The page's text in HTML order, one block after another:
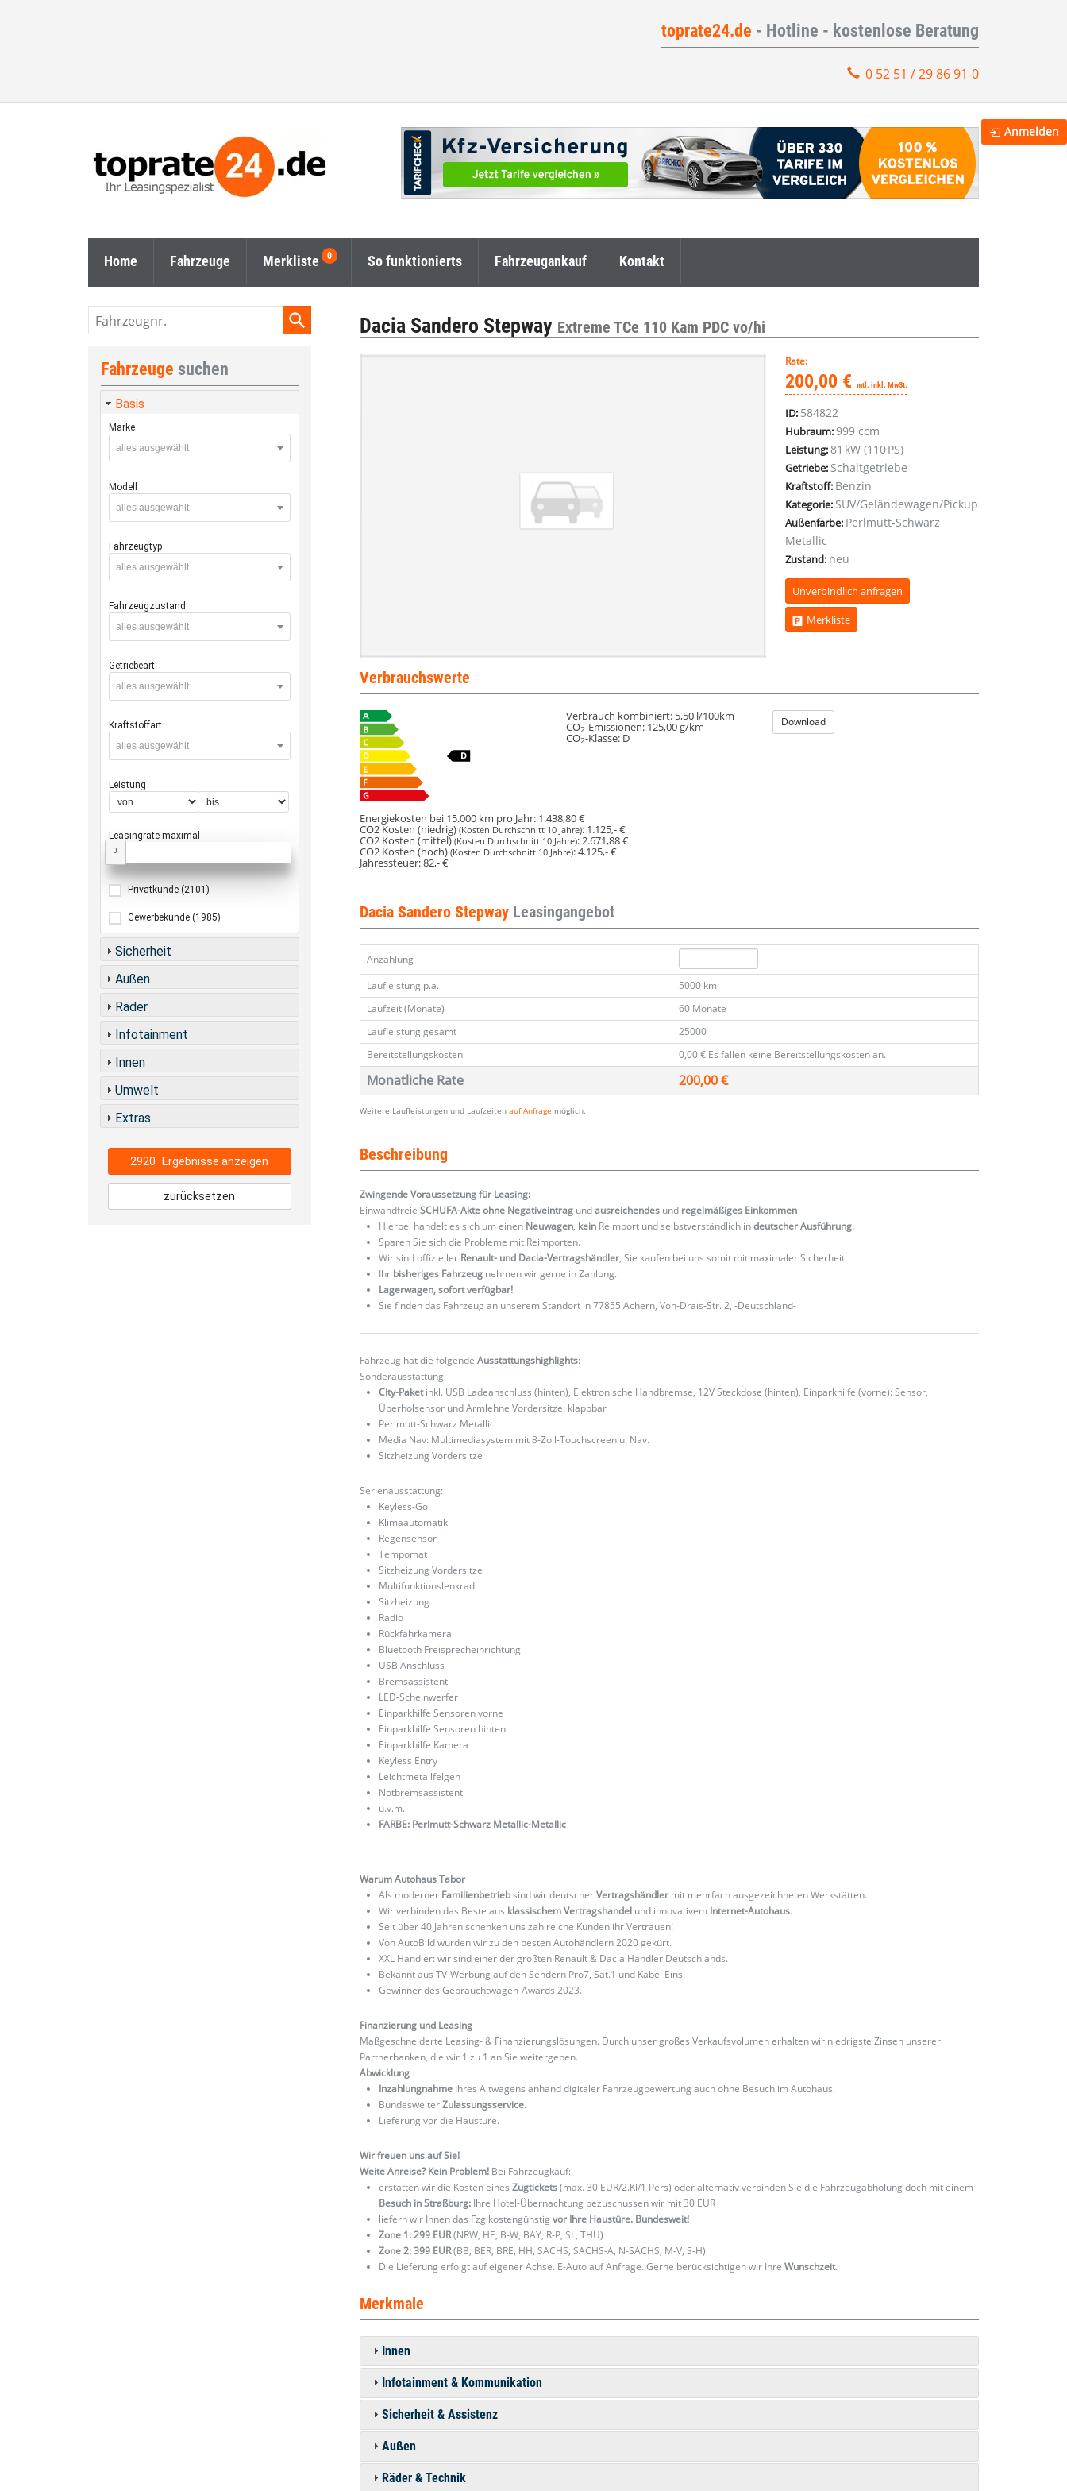
toprate24.de - Hotline - kostenlose Beratung
0 52 51 / 29 86 91-0
Home Fahrzeuge Merkliste So funktionierts Fahrzeugankauf Kontakt
Dacia Sandero Stepway Extreme TCe 110 Kam PDC vo/hi
Rate:
200,00 € mtl. inkl. MwSt.
ID: 584822
Hubraum:999 ccm
Leistung:81 kW (110 PS)
Getriebe: Schaltgetriebe
Kraftstoff: Benzin
Kategorie: SUV/Geländewagen/Pickup
Außenfarbe: Perlmutt-Schwarz
Metallic
Zustand: neu
Unverbindlich anfragen
Merkliste
Verbrauchswerte
Verbrauch kombiniert: 5,50 l/100km
CO2-Emissionen: 125,00 g/km
CO2-Klasse: D
Download
Energiekosten bei 15.000 km pro Jahr: 1.438,80 €
CO2 Kosten (niedrig)(Kosten Durchschnitt 10 Jahre): 1.125,- €
CO2 Kosten (mittel)(Kosten Durchschnitt 10 Jahre):2.671,88 €
CO2 Kosten (hoch)(Kosten Durchschnitt 10 Jahre):4.125,- €
Jahressteuer:82,- €
Dacia Sandero Stepway Leasingangebot
Anzahlung
Laufleistung p.a.
5000 km
Laufzeit (Monate)
60 Monate
Laufleistung gesamt
25000
Bereitstellungskosten
0,00 € Es fallen keine Bereitstellungskosten an.
Monatliche Rate 200,00 €
Weitere Laufleistungen und Laufzeitenauf Anfrage möglich.
Beschreibung
Zwingende Voraussetzung für Leasing:
EinwandfreieSCHUFA-Akte ohne Negativeintrag undausreichendes und regelmäßiges Einkommen
Hierbei handelt es sich um einen Neuwagen, kein Reimport und selbstverständlich indeutscher Ausführung.
Sparen Sie sich die Probleme mit Reimporten.
Wir sind offizieller Renault- und Dacia-Vertragshändler, Sie kaufen bei uns somit mit maximaler Sicherheit.
Ihr bisheriges Fahrzeug nehmen wir gerne in Zahlung.
Lagerwagen, sofort verfügbar!
Sie finden das Fahrzeug an unserem Standort in 77855 Achern, Von-Drais-Str. 2, -Deutschland-
Fahrzeug hat die folgendeAusstattungshighlights:
Sonderausstattung:
City-Paketinkl. USB Ladeanschluss (hinten), Elektronische Handbremse, 12V Steckdose (hinten), Einparkhilfe (vorne): Sensor,
Überholsensor und Armlehne Vordersitze: klappbar
Perlmutt-Schwarz Metallic
Media Nav: Multimediasystem mit 8-Zoll-Touchscreen u. Nav.
Sitzheizung Vordersitze
Serienausstattung:
Keyless-Go
Klimaautomatik
Regensensor
Tempomat
Sitzheizung Vordersitze
Multifunktionslenkrad
Sitzheizung
Radio
Rückfahrkamera
Bluetooth Freisprecheinrichtung
USB Anschluss
Bremsassistent
LED-Scheinwerfer
Einparkhilfe Sensoren vorne
Einparkhilfe Sensoren hinten
Einparkhilfe Kamera
Keyless Entry
Leichtmetallfelgen
Notbremsassistent
u.v.m.
FARBE: Perlmutt-Schwarz Metallic-Metallic
Warum Autohaus Tabor
Als moderner Familienbetriebsind wir deutscherVertragshändler mit mehrfach ausgezeichneten Werkstätten.
Wir verbinden das Beste aus klassischem Vertragshandel und innovativem Internet-Autohaus.
Seit über 40 Jahren schenken uns zahlreiche Kunden ihr Vertrauen!
Von AutoBild wurden wir zu den besten Autohändlern 2020 gekürt.
XXL Händler: wir sind einer der größten Renault & Dacia Händler Deutschlands.
Bekannt aus TV-Werbung auf den Sendern Pro7, Sat.1 und Kabel Eins.
Gewinner des Gebrauchtwagen-Awards 2023.
Finanzierung und Leasing
Maßgeschneiderte Leasing- & Finanzierungslösungen. Durch unser großes Verkaufsvolumen erhalten wir niedrigste Zinsen unserer
Partnerbanken, die wir 1 zu 1 an Sie weitergeben.
Abwicklung
Inzahlungnahme Ihres Altwagens anhand digitaler Fahrzeugbewertung auch ohne Besuch im Autohaus.
BundesweiterZulassungsservice.
Lieferung vor die Haustüre.
Wir freuen uns auf Sie!
Weite Anreise? Kein Problem! Bei Fahrzeugkauf:
erstatten wir die Kosten einesZugtickets(max. 30 EUR/2.Kl/1 Pers) oder alternativ verbinden Sie die Fahrzeugabholung doch mit einem
Besuch in Straßburg: Ihre Hotel-Übernachtung bezuschussen wir mit 30 EUR
liefern wir Ihnen das Fzg kostengünstigvor Ihre Haustüre. Bundesweit!
Zone 1: 299 EUR(NRW, HE, B-W, BAY, R-P, SL, THÜ)
Zone 2: 399 EUR(BB, BER, BRE, HH, SACHS, SACHS-A, N-SACHS, M-V, S-H)
Die Lieferung erfolgt auf eigener Achse. E-Auto auf Anfrage. Gerne berücksichtigen wir IhreWunschzeit.
Merkmale
Innen
Infotainment & Kommunikation
Sicherheit & Assistenz
Außen
Räder & Technik
Fahrzeugnr.
Fahrzeuge suchen
Basis
Marke
alles ausgewählt
Modell
alles ausgewählt
Fahrzeugtyp
alles ausgewählt
Fahrzeugzustand
alles ausgewählt
Getriebeart
alles ausgewählt
Kraftstoffart
alles ausgewählt
Leistung
Leasingrate maximal
0
Privatkunde (2101)
Gewerbekunde (1985)
Sicherheit
Außen
Räder
Infotainment
Innen
Umwelt
Extras
2920 Ergebnisse anzeigen
zurücksetzen
Anmelden